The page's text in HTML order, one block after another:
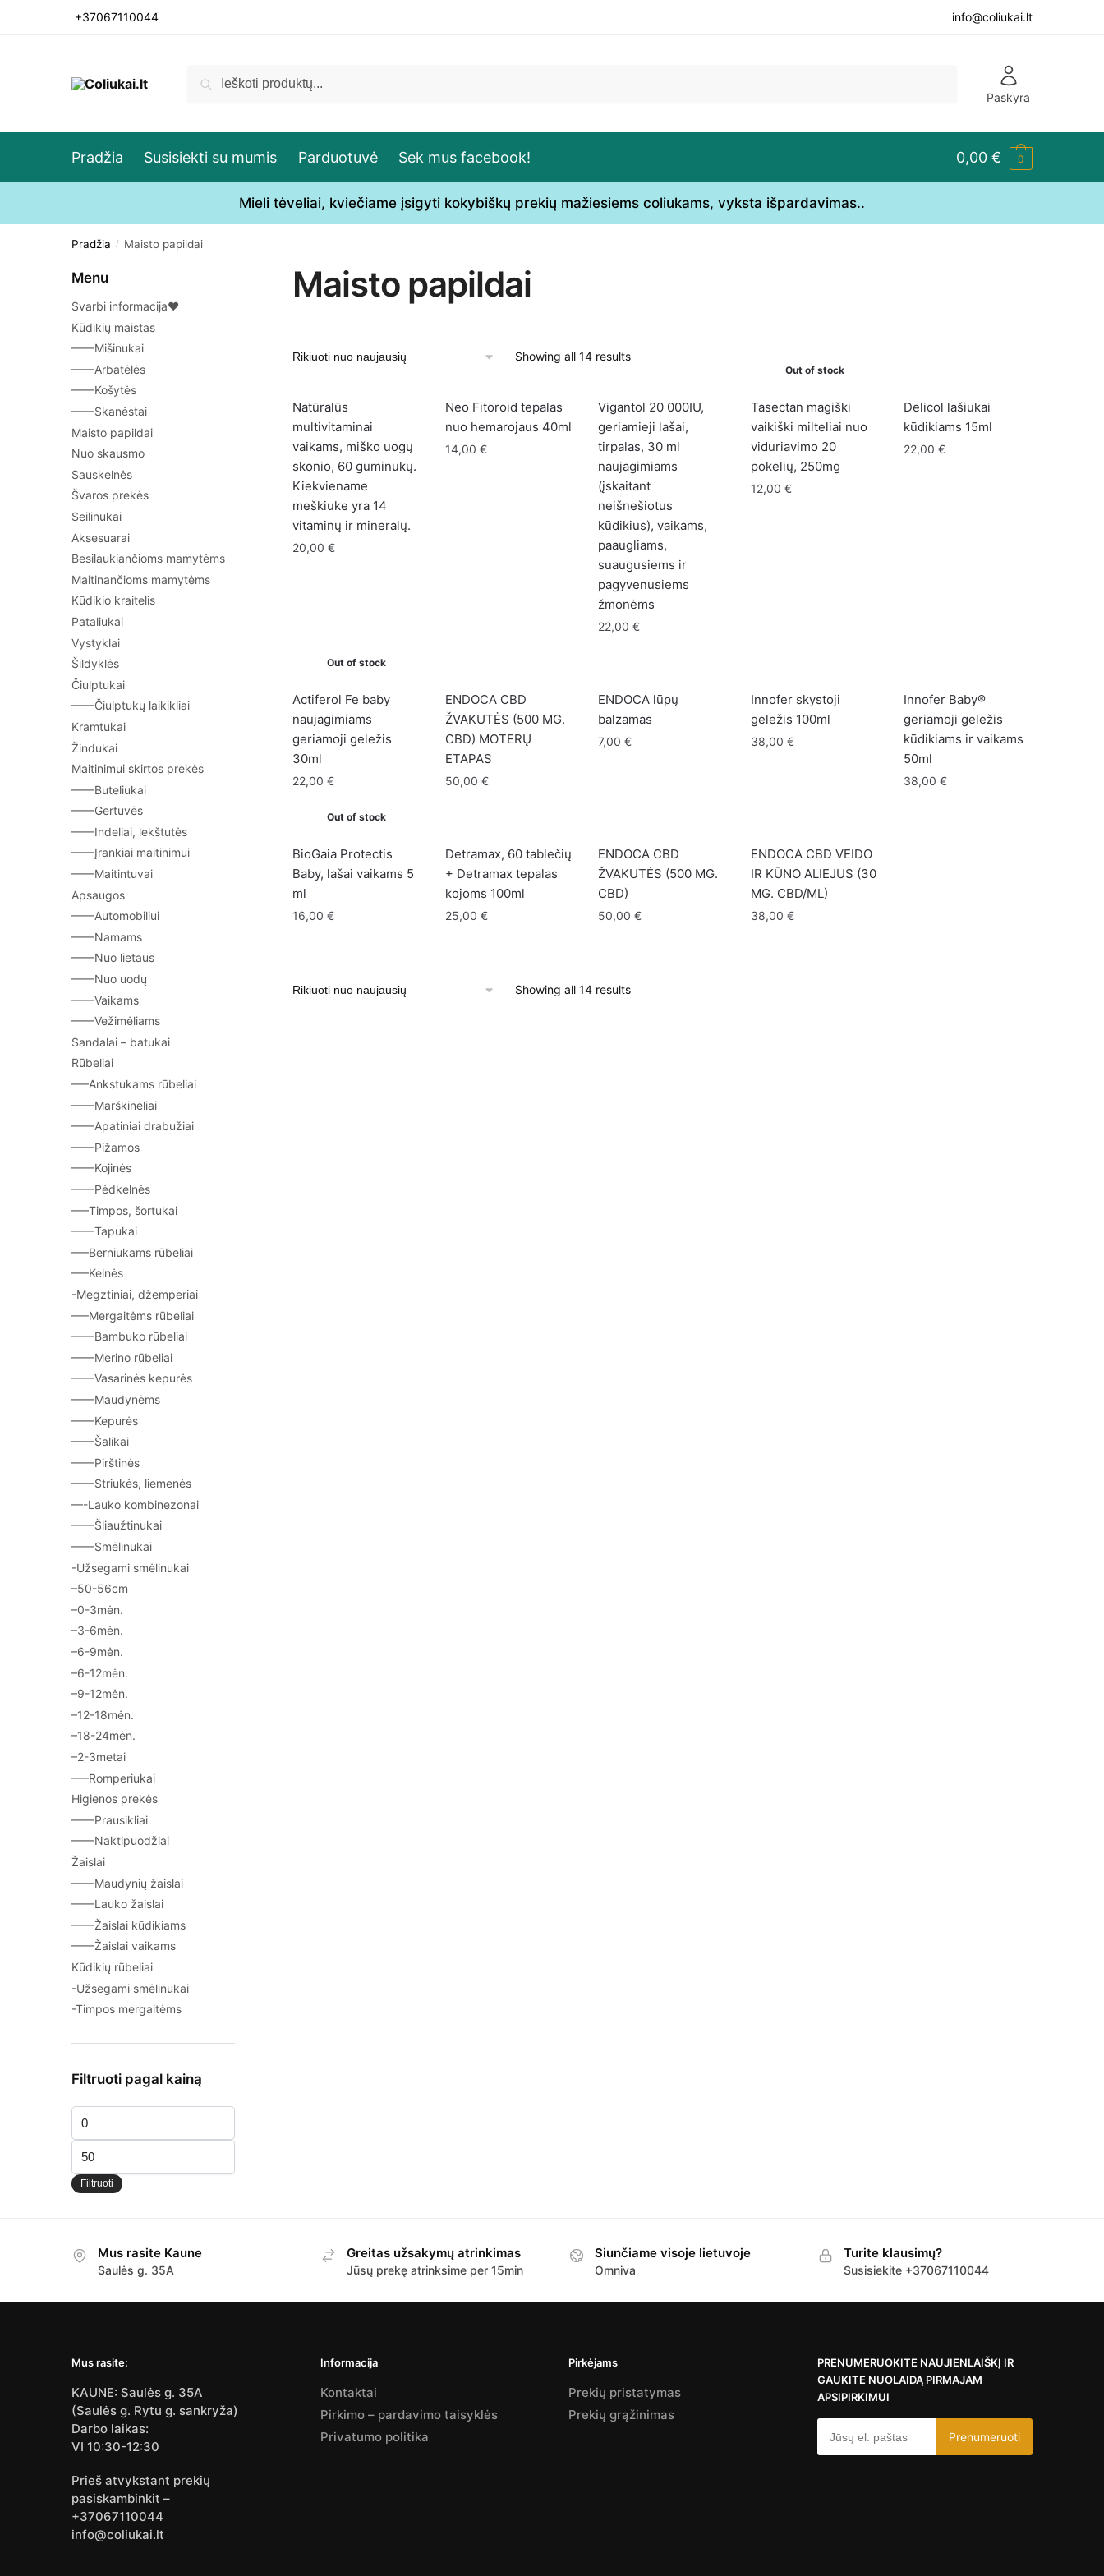
+37067110044 info@coliukai.lt
Ieškoti:
Ieškoti
Paskyra
Pradžia Susisiekti su mumis Parduotuvė Sek mus facebook! 0,00 € 0
Mieli tėveliai, kviečiame įsigyti kokybiškų prekių mažiesiems coliukams, vyksta išpardavimas..
Pradžia / Maisto papildai
Maisto papildai
Showing all 14 resultsSorted
Natūralūs
multivitaminai
vaikams, miško uogų
skonio, 60 guminukų.
Kiekviename
meškiuke yra 14
vitaminų ir mineralų.
20,00€
Neo Fitoroid tepalas
nuo hemarojaus 40ml
14,00€
Vigantol 20 000IU,
geriamieji lašai,
tirpalas, 30 ml
naujagimiams
(įskaitant
neišnešiotus
kūdikius), vaikams,
paaugliams,
suaugusiems ir
pagyvenusiems
žmonėms
22,00€
Out of stock
Tasectan magiški
vaikiški milteliai nuo
viduriavimo 20
pokelių, 250mg
12,00€
Delicol lašiukai
kūdikiams 15ml
22,00€
Out of stock
Actiferol Fe baby
naujagimiams
geriamoji geležis
30ml
22,00€
ENDOCA CBD
ŽVAKUTĖS (500 MG.
CBD) MOTERŲ
ETAPAS
50,00€
ENDOCA lūpų
balzamas
7,00€
Innofer skystoji
geležis 100ml
38,00€
Innofer Baby®
geriamoji geležis
kūdikiams ir vaikams
50ml
38,00€
Out of stock
BioGaia Protectis
Baby, lašai vaikams 5
ml
16,00€
Detramax, 60 tablečių
+ Detramax tepalas
kojoms 100ml
25,00€
ENDOCA CBD
ŽVAKUTĖS (500 MG.
CBD)
50,00€
ENDOCA CBD VEIDO
IR KŪNO ALIEJUS (30
MG. CBD/ML)
38,00€
Showing all 14 resultsSorted
Menu
Svarbi informacija♥
Kūdikių maistas
——Mišinukai
——Arbatėlės
——Košytės
——Skanėstai
Maisto papildai
Nuo skausmo
Sauskelnės
Švaros prekės
Seilinukai
Aksesuarai
Besilaukiančioms mamytėms
Maitinančioms mamytėms
Kūdikio kraitelis
Pataliukai
Vystyklai
Šildyklės
Čiulptukai
——Čiulptukų laikikliai
Kramtukai
Žindukai
Maitinimui skirtos prekės
——Buteliukai
——Gertuvės
——Indeliai, lekštutės
——Įrankiai maitinimui
——Maitintuvai
Apsaugos
——Automobiliui
——Namams
——Nuo lietaus
——Nuo uodų
——Vaikams
——Vežimėliams
Sandalai – batukai
Rūbeliai
—–Ankstukams rūbeliai
——Marškinėliai
——Apatiniai drabužiai
——Pižamos
——Kojinės
——Pėdkelnės
—–Timpos, šortukai
——Tapukai
—–Berniukams rūbeliai
—–Kelnės
-Megztiniai, džemperiai
—–Mergaitėms rūbeliai
——Bambuko rūbeliai
——Merino rūbeliai
——Vasarinės kepurės
——Maudynėms
——Kepurės
——Šalikai
——Pirštinės
——Striukės, liemenės
—-Lauko kombinezonai
——Šliaužtinukai
——Smėlinukai
-Užsegami smėlinukai
–50-56cm
–0-3mėn.
–3-6mėn.
–6-9mėn.
–6-12mėn.
–9-12mėn.
–12-18mėn.
–18-24mėn.
–2-3metai
—–Romperiukai
Higienos prekės
——Prausikliai
——Naktipuodžiai
Žaislai
——Maudynių žaislai
——Lauko žaislai
——Žaislai kūdikiams
——Žaislai vaikams
Kūdikių rūbeliai
-Užsegami smėlinukai
-Timpos mergaitėms
Filtruoti pagal kainą
kaina
Maks
kaina
Filtruoti
Mus rasite Kaune
Saulės g. 35A
Greitas užsakymų atrinkimas
Jūsų prekę atrinksime per 15min
Siunčiame visoje lietuvoje
Omniva
Turite klausimų?
Susisiekite +37067110044
Mus rasite:
KAUNE: Saulės g. 35A
(Saulės g. Rytu g. sankryža)
Darbo laikas:
VI 10:30-12:30
Prieš atvykstant prekių
pasiskambinkit –
+37067110044
info@coliukai.lt
Informacija
Kontaktai
Pirkimo – pardavimo taisyklės
Privatumo politika
Pirkėjams
Prekių pristatymas
Prekių grąžinimas
PRENUMERUOKITE NAUJIENLAIŠKĮ IR
GAUKITE NUOLAIDĄ PIRMAJAM
APSIPIRKIMUI